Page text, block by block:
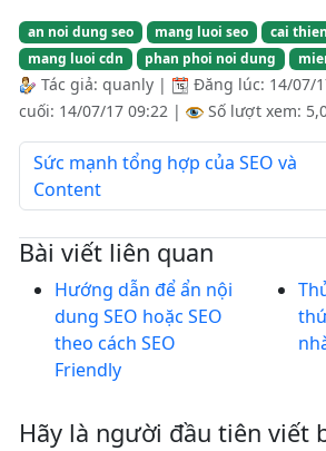
an noi dung seo mang luoi seo
cai
mang luoi cdn
phan phoi noi dung
Tác giả: quanly | Đăng lúc: 14/07/
cuối: 14/07/17 09:22 | Số lượt xem:
Sức mạnh tổng hợp của SEO và
Content
Bài viết liên quan
Hướng dẫn để ẩn nội
dung SEO hoặc SEO
theo cách SEO
Friendly
Hãy là người đầu tiên viết